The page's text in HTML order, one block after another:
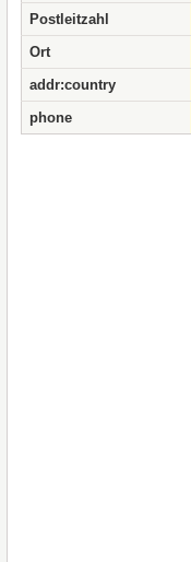
Postleitzahl
Ort
addr:country
phone